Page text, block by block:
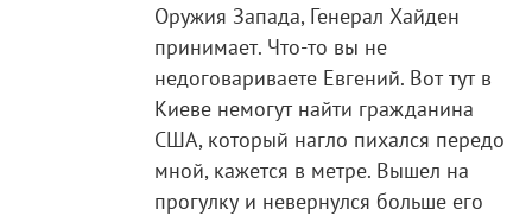
Оружия Запада, Генерал Хайден
принимает. Что-то вы не
недоговариваете Евгений. Вот тут в
Киеве немогут найти гражданина
США, который нагло пихался передо
мной, кажется в метре. Вышел на
прогулку и невернулся больше его